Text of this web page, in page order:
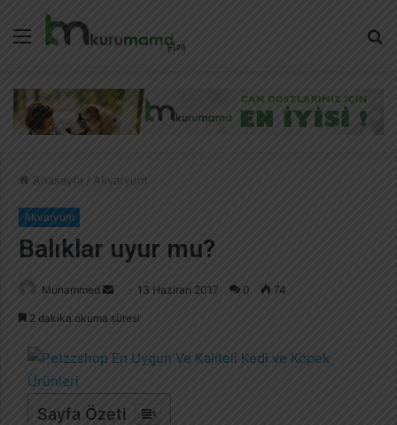
Menü
Anasayfa / Akvaryum
Akvaryum
Balıklar uyur mu?
Muhammed
e
p
o
13 Haziran 2017 0 74
2 dakika okuma süresi
Sayfa Özeti